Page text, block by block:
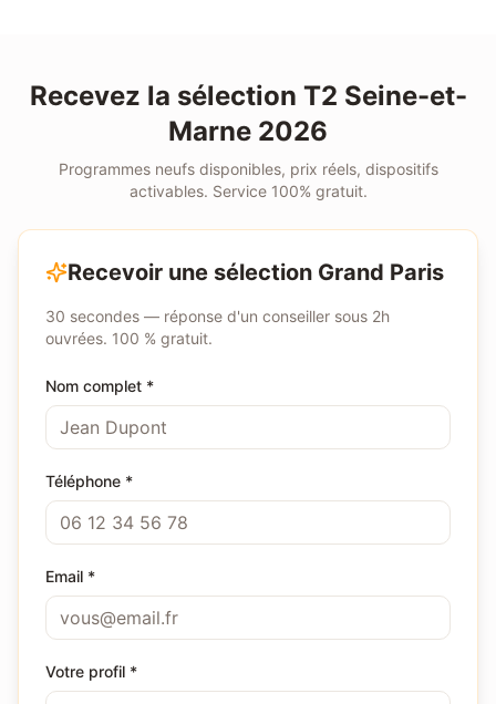
Recevez la sélection T2 Seine-et-
Marne 2026
Programmes neufs disponibles, prix réels, dispositifs
activables. Service 100% gratuit.
Recevoir une sélection Grand Paris
30 secondes — réponse d'un conseiller sous 2h
ouvrées. 100 % gratuit.
Nom complet *
Téléphone *
Email *
Votre profil *